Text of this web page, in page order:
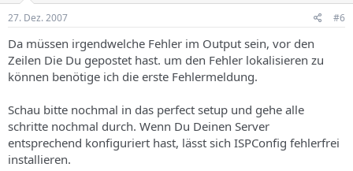
27. Dez. 2007 #6
Da müssen irgendwelche Fehler im Output sein, vor den
Zeilen Die Du gepostet hast. um den Fehler lokalisieren zu
können benötige ich die erste Fehlermeldung.
Schau bitte nochmal in das perfect setup und gehe alle
schritte nochmal durch. Wenn Du Deinen Server
entsprechend konfiguriert hast, lässt sich ISPConfig fehlerfrei
installieren.